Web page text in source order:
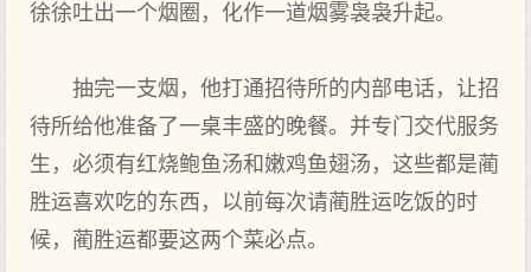
徐徐吐出一个烟圈，化作一道烟雾袅袅升起。
抽完一支烟，他打通招待所的内部电话，让招
待所给他准备了一桌丰盛的晚餐。并专门交代服务
生，必须有红烧鲍鱼汤和嫩鸡鱼翅汤，这些都是蔺
胜运喜欢吃的东西，以前每次请蔺胜运吃饭的时
候，蔺胜运都要这两个菜必点。